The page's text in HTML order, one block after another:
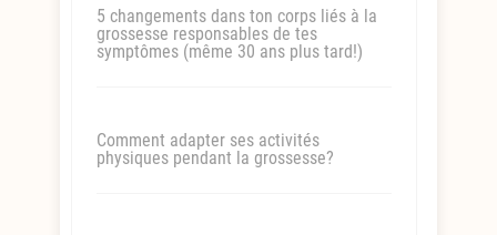
5 changements dans ton corps liés à la
grossesse responsables de tes
symptômes (même 30 ans plus tard!)
Comment adapter ses activités
physiques pendant la grossesse?